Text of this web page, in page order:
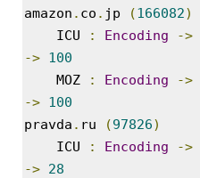
amazon . co . jp (166082)
ICU
: Encoding ->
-> 100
MOZ
: Encoding ->
-> 100
pravda . ru (97826)
ICU
: Encoding ->
-> 28
Daweikala
1.5V
3800...